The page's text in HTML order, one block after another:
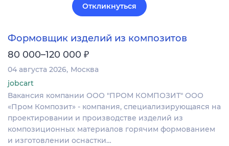
Откликнуться
Формовщик изделий из композитов
80 000–120 000 ₽
04 августа 2026 Москва
jobcart
Вакансия компании ООО "ПРОМ КОМПОЗИТ" ООО
«Пром Композит» - компания, специализирующаяся на
проектировании и производстве изделий из
композиционных материалов горячим формованием
и изготовлении оснастки…